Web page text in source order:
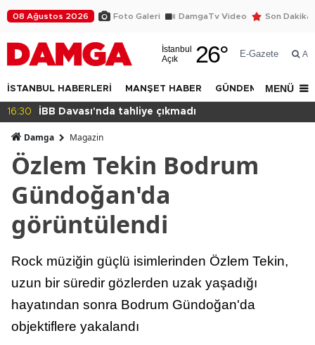
08 Ağustos 2026 Foto Galeri DamgaTv Video Son Dakika
İstanbul
Açık
26° E-Gazete Ara
İSTANBUL HABERLERİ MANŞET HABER GÜNDEM DÜNYA
MENÜ
16:30 İBB Davası'nda tahliye çıkmadı
Damga Magazin
Özlem Tekin Bodrum
Gündoğan'da
görüntülendi
Rock müziğin güçlü isimlerinden Özlem Tekin,
uzun bir süredir gözlerden uzak yaşadığı
hayatından sonra Bodrum Gündoğan'da
objektiflere yakalandı